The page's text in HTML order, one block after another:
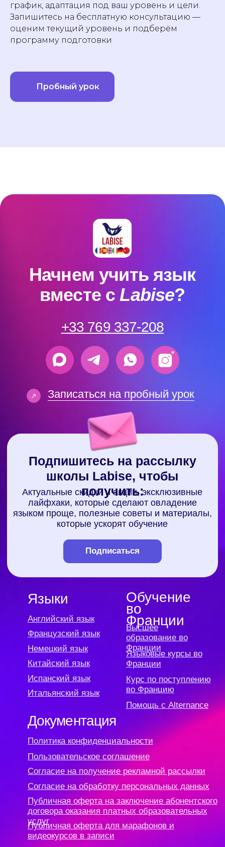
график, адаптация под ваш уровень и цели.
Запишитесь на бесплатную консультацию —
оценим текущий уровень и подберём
программу подготовки
Пробный урок